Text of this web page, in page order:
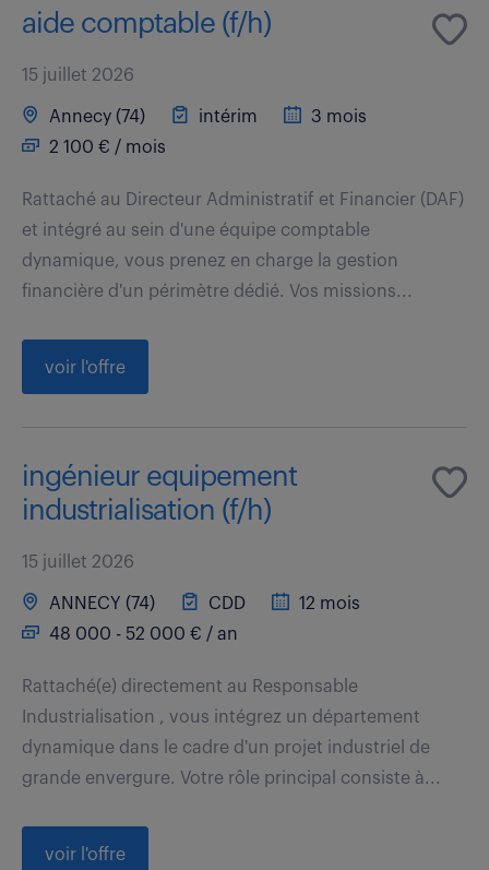
aide comptable (f/h)
15 juillet 2026
Annecy (74) intérim
3 mois
2 100 € / mois
Rattaché au Directeur Administratif et Financier (DAF)
et intégré au sein d'une équipe comptable
dynamique, vous prenez en charge la gestion
financière d'un périmètre dédié. Vos missions...
voir l'offre
ingénieur equipement
industrialisation (f/h)
15 juillet 2026
ANNECY (74) CDD
12 mois
48 000 - 52 000 € / an
Rattaché(e) directement au Responsable
Industrialisation , vous intégrez un département
dynamique dans le cadre d'un projet industriel de
grande envergure. Votre rôle principal consiste à...
voir l'offre